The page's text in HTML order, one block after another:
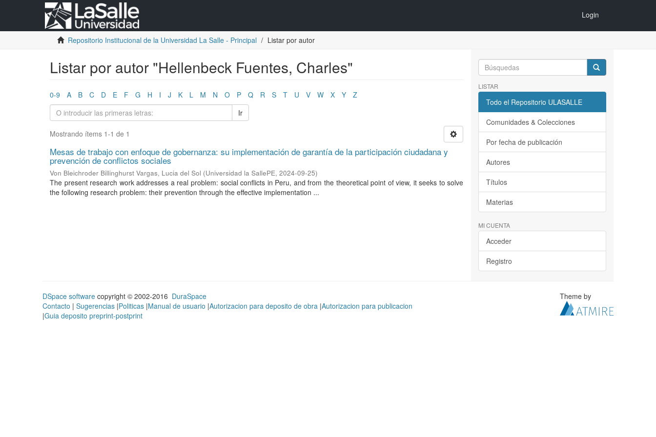
Login
Repositorio Institucional de la Universidad La Salle - Principal Listar por autor
Listar por autor "Hellenbeck Fuentes, Charles"
0-9 A B C D E F G H I J K L M N O P Q R S T U V W X Y
Z
Ir
Mostrando ítems 1-1 de 1
Mesas de trabajo con enfoque de gobernanza: su implementación de garantía de la participación ciudadana y
prevención de conflictos sociales
Von Bleichroder Billinghurst Vargas, Lucia del Sol (Universidad la SallePE, 2024-09-25)
The present research work addresses a real problem: social conflicts in Peru, and from the theoretical point of view, it seeks to solve
the following research problem: their prevention through the effective implementation ...
LISTAR
Todo el Repositorio ULASALLE
Comunidades & Colecciones
Por fecha de publicación
Autores
Títulos
Materias
MI CUENTA
Acceder
Registro
DSpace software copyright © 2002-2016 DuraSpace
Contacto | Sugerencias |Politicas |Manual de usuario |Autorizacion para deposito de obra |Autorizacion para publicacion
|Guia deposito preprint-postprint
Theme by